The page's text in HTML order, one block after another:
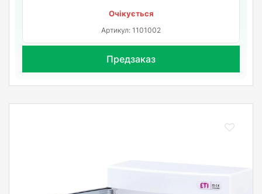
Очікується
Артикул: 1101002
Предзаказ